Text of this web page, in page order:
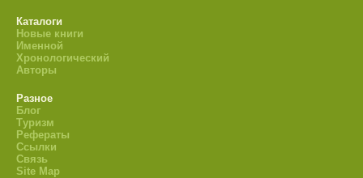
Каталоги
Новые книги
Именной
Хронологический
Авторы
Разное
Блог
Туризм
Рефераты
Ссылки
Связь
Site Map